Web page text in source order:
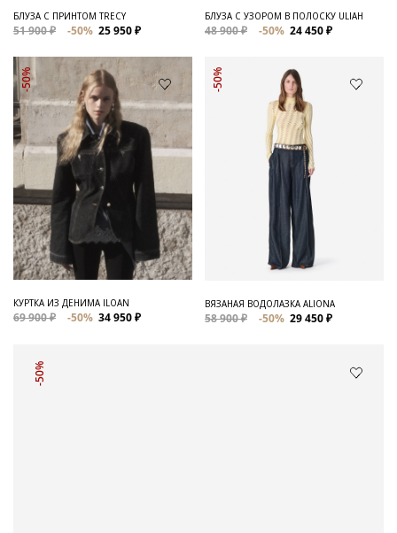
БЛУЗА С ПРИНТОМ TRECY
51 900 ₽ -50% 25 950 ₽
БЛУЗА С УЗОРОМ В ПОЛОСКУ ULIAH
48 900 ₽ -50% 24 450 ₽
-50%
КУРТКА ИЗ ДЕНИМА ILOAN
69 900 ₽ -50% 34 950 ₽
-50%
ВЯЗАНАЯ ВОДОЛАЗКА ALIONA
58 900 ₽ -50% 29 450 ₽
-50%